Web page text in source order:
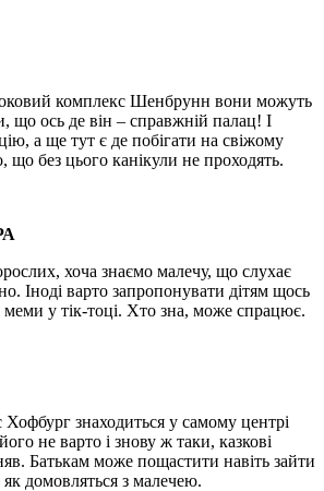
комплекс Шенбрунн вони можуть
що ось де він – справжній палац! І
а ще тут є де побігати на свіжому
що без цього канікули не проходять.
хоча знаємо малечу, що слухає
Іноді варто запропонувати дітям щось
меми у тік-тоці. Хто зна, може спрацює.
знаходиться у самому центрі
не варто і знову ж таки, казкові
Батькам може пощастити навіть зайти
домовляться з малечею.